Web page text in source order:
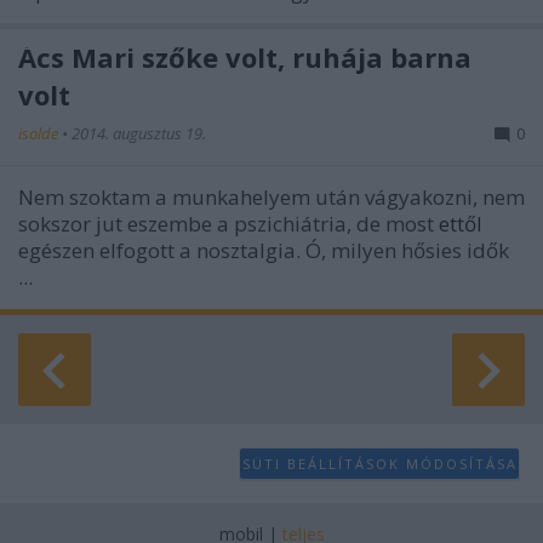
Ács Mari szőke volt, ruhája barna
volt
isolde • 2014. augusztus 19. 0
Nem szoktam a munkahelyem után vágyakozni, nem
sokszor jut eszembe a pszichiátria, de most ettől
egészen elfogott a nosztalgia. Ó, milyen hősies idők
...
SÜTI BEÁLLÍTÁSOK MÓDOSÍTÁSA
mobil | teljes